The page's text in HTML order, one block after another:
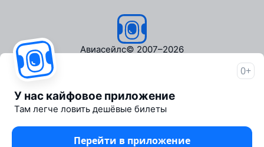
Авиасейлс© 2007–2026
Пресс‑центр
Travelpayouts
Партнёрская программа
Медиа Yo'lovchi
Трэвел‑медиа Aviasales.uz
0+
У нас кайфовое приложение
Там легче ловить дешёвые билеты
Перейти в приложение